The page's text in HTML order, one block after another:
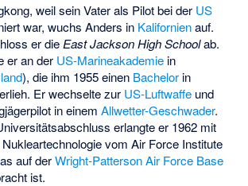
weil sein Vater als Pilot bei der US
war, wuchs Anders in Kalifornienauf.
er die East Jackson High Schoolab.
er an der US-Marineakademie in
), die ihm 1955 einen Bachelor in
Er wechselte zur US-Luftwaffe und
in einemAllwetter-Geschwader.
erlangte er 1962 mit
Nukleartechnologie vomAir Force Institute
auf derWright-Patterson Air Force Base
ist.